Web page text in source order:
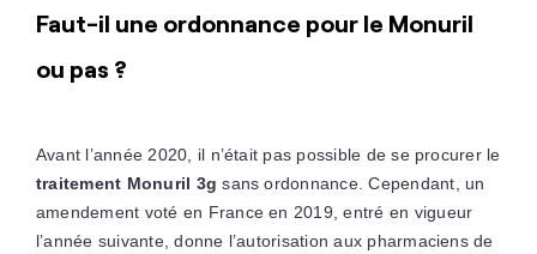
Faut-il une ordonnance pour le Monuril
ou pas ?
Avant l’année 2020, il n’était pas possible de se procurer le
traitement Monuril 3g sans ordonnance. Cependant, un
amendement voté en France en 2019, entré en vigueur
l’année suivante, donne l’autorisation aux pharmaciens de